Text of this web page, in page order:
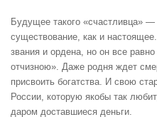
Будущее такого «счастливца»
существование, как и
звания и ордена, но он все
отчизною». Даже родня ждет
присвоить богатства. И свою
России, которую якобы так
даром доставшиеся деньги.